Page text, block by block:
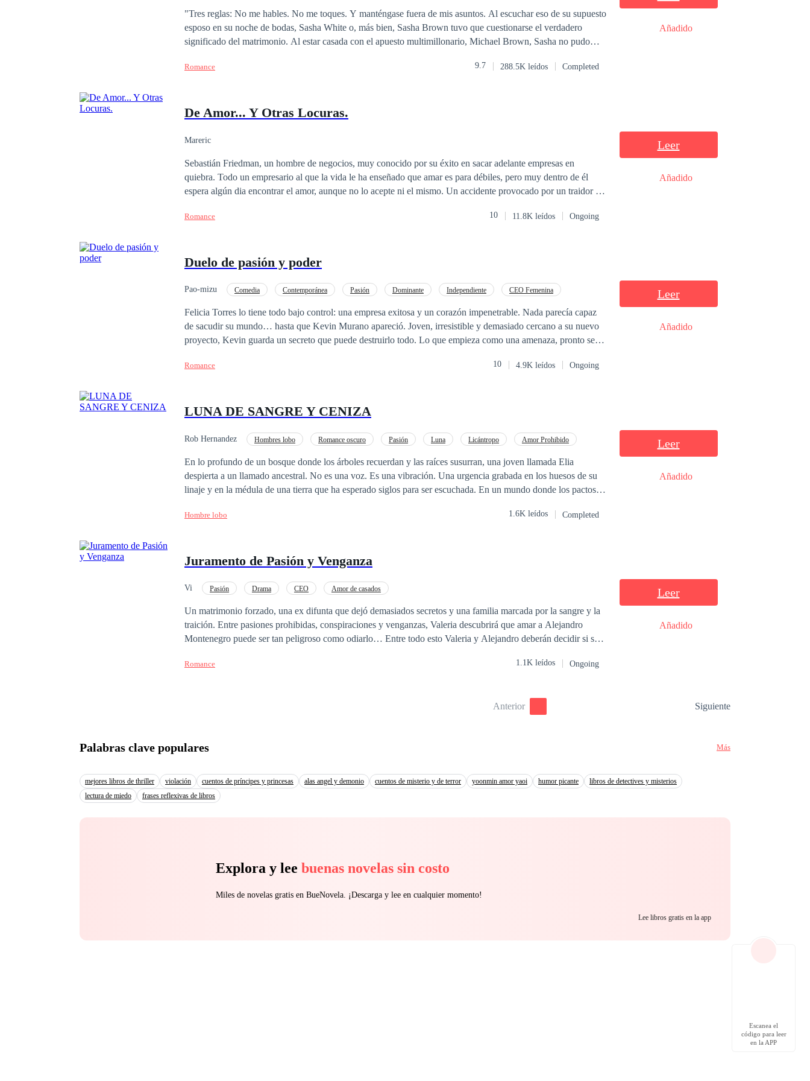
"Tres reglas: No me hables. No me toques. Y manténgase fuera de mis asuntos. Al escuchar eso de su supuesto
esposo en su noche de bodas, Sasha White o, más bien, Sasha Brown tuvo que cuestionarse el verdadero
significado del matrimonio. Al estar casada con el apuesto multimillonario, Michael Brown, Sasha no pudo
sus días escolares, pero no había podido perseguirlo debido al hecho de que en la escuela era conocido como el
Romance 9.7 288.5K leídos Completed
Añadido
De Amor... Y Otras Locuras.
Mareric
Sebastián Friedman, un hombre de negocios, muy conocido por su éxito en sacar adelante empresas en
quiebra. Todo un empresario al que la vida le ha enseñado que amar es para débiles, pero muy dentro de él
espera algún dia encontrar el amor, aunque no lo acepte ni el mismo. Un accidente provocado por un traidor de
querer escapar de uno de ellos la lleva a conocerlo. Los dos no saben que pasa, no logran comprender si la
dar paso a sus verdaderos sentimientos y verdaderas emociones.
Romance 10 11.8K leídos Ongoing
Leer
Añadido
Duelo de pasión y poder
Pao-mizu Comedia Contemporánea Pasión Dominante Independiente
CEO Femenina
Felicia Torres lo tiene todo bajo control: una empresa exitosa y un corazón impenetrable. Nada parecía capaz
de sacudir su mundo… hasta que Kevin Murano apareció. Joven, irresistible y demasiado cercano a su nuevo
proyecto, Kevin guarda un secreto que puede destruirlo todo. Lo que empieza como una amenaza, pronto se
el pasado regresa con peligros y obsesiones, Felicia descubrirá que la mayor amenaza… también podría ser su
Romance 10 4.9K leídos Ongoing
Leer
Añadido
LUNA DE SANGRE Y CENIZA
Rob Hernandez Hombres lobo Romance oscuro Pasión Luna Licántropo Amor Prohibido
En lo profundo de un bosque donde los árboles recuerdan y las raíces susurran, una joven llamada Elia
despierta a un llamado ancestral. No es una voz. Es una vibración. Una urgencia grabada en los huesos de su
linaje y en la médula de una tierra que ha esperado siglos para ser escuchada. En un mundo donde los pactos se
por ancianos que callan más de lo que explican, lobos que arden sin quemar y clanes que han olvidado su
batallas, sino ceremonias. No se buscan tronos, sino raíces. La épica no es del dominio, sino del reencuentro.
historia no se cuenta: se encarna.
Hombre lobo 1.6K leídos Completed
Leer
Añadido
Juramento de Pasión y Venganza
Vi Pasión Drama CEO Amor de casados
Un matrimonio forzado, una ex difunta que dejó demasiados secretos y una familia marcada por la sangre y la
traición. Entre pasiones prohibidas, conspiraciones y venganzas, Valeria descubrirá que amar a Alejandro
Montenegro puede ser tan peligroso como odiarlo… Entre todo esto Valeria y Alejandro deberán decidir si son
Romance 1.1K leídos Ongoing
Leer
Añadido
Anterior Siguiente
Palabras clave populares Más
mejores libros de thriller violación cuentos de príncipes y princesas alas angel y demonio cuentos de misterio y de terror yoonmin amor yaoi humor picante
libros de detectives y misterios
lectura de miedo
frases reflexivas de libros
Explora y lee buenas novelas sin costo
Miles de novelas gratis en BueNovela. ¡Descarga y lee en cualquier momento!
Lee libros gratis en la app
Escanea el
código para leer
en la APP